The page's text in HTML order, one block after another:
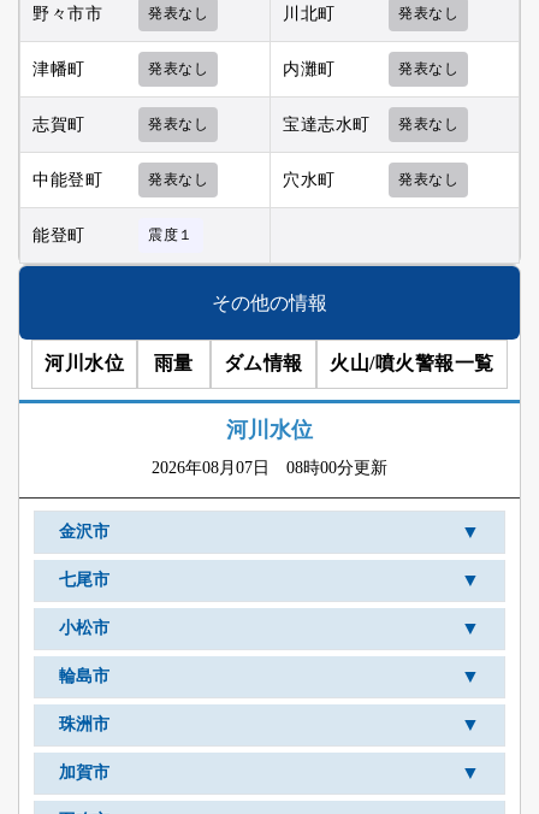
野々市市 発表なし 川北町 発表なし
津幡町 発表なし 内灘町 発表なし
志賀町 発表なし 宝達志水町 発表なし
中能登町 発表なし 穴水町 発表なし
能登町 震度１
その他の情報
河川水位 雨量 ダム情報 火山/噴火警報一覧
河川水位
2026年08月07日 08時00分更新
金沢市 ▼
七尾市 ▼
小松市 ▼
輪島市 ▼
珠洲市 ▼
加賀市 ▼